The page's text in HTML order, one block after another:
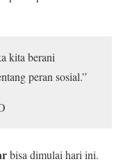
kita berani
peran sosial.”
bisa dimulai hari ini.